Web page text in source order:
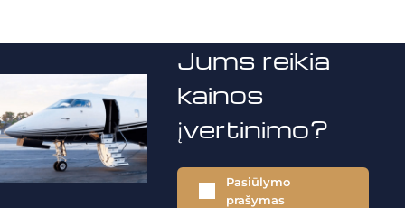
Jums reikia
kainos
įvertinimo?
Pasiūlymo
prašymas